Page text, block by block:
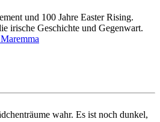
und 100 Jahre Easter Rising.
irische Geschichte und Gegenwart.
wahr. Es ist noch dunkel,